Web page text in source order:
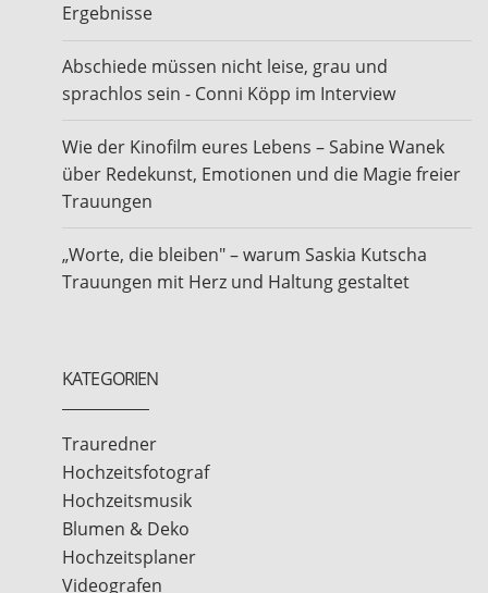
Ergebnisse
Abschiede müssen nicht leise, grau und
sprachlos sein - Conni Köpp im Interview
Wie der Kinofilm eures Lebens – Sabine Wanek
über Redekunst, Emotionen und die Magie freier
Trauungen
„Worte, die bleiben" – warum Saskia Kutscha
Trauungen mit Herz und Haltung gestaltet
KATEGORIEN
Trauredner
Hochzeitsfotograf
Hochzeitsmusik
Blumen & Deko
Hochzeitsplaner
Videografen